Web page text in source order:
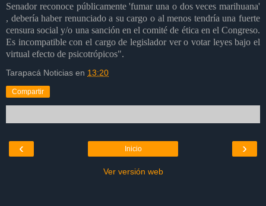
Senador reconoce públicamente 'fumar una o dos veces marihuana'
, debería haber renunciado a su cargo o al menos tendría una fuerte
censura social y/o una sanción en el comité de ética en el Congreso.
Es incompatible con el cargo de legislador ver o votar leyes bajo el
virtual efecto de psicotrópicos".
Tarapacá Noticias en 13:20
Compartir
‹ ›
Inicio
Ver versión web